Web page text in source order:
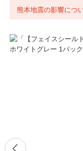
熊本地震の影響につ